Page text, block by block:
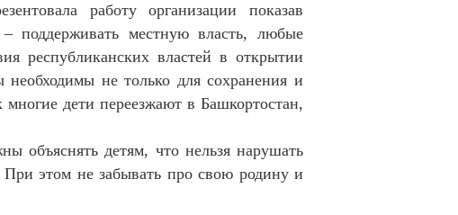
работу организации показав
поддерживать местную власть, любые
республиканских властей в открытии
не только для сохранения и
дети переезжают в Башкортостан,
объяснять детям, что нельзя нарушать
этом не забывать про свою родину и